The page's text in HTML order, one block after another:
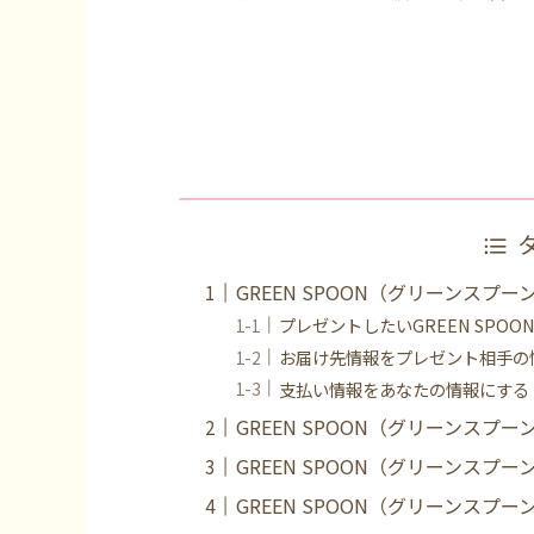
GREEN SPOON（グリーンスプー
プレゼントしたいGREEN
お届け先情報をプレゼント相手
支払い情報をあなたの情報にする
GREEN SPOON（グリーンスプ
GREEN SPOON（グリーンスプ
GREEN SPOON（グリーンスプ